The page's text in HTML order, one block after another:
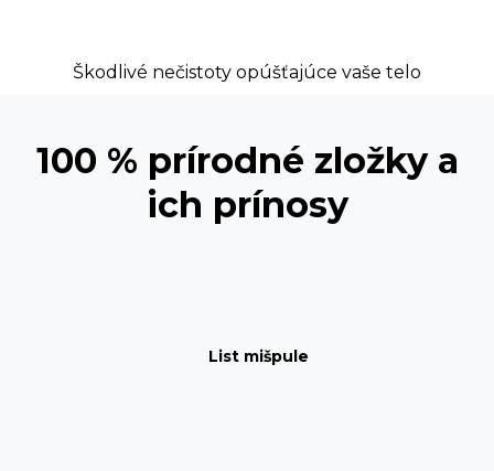
Škodlivé nečistoty opúšťajúce vaše telo
100 % prírodné zložky a
ich prínosy
List mišpule